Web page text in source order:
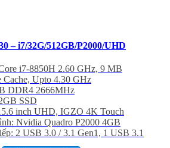
– i7/32G/512GB/P2000/UHD
i7-8850H 2.60 GHz, 9 MB
Cache, Upto 4.30 GHz
DDR4 2666MHz
SSD
inch UHD, IGZO 4K Touch
Nvidia Quadro P2000 4GB
2 USB 3.0 / 3.1 Gen1, 1 USB 3.1